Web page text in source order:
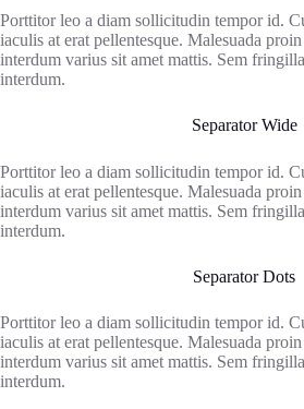
Porttitor leo a diam sollicitudin tempor id.
iaculis at erat pellentesque. Malesuada
interdum varius sit amet mattis. Sem
interdum.
Separator Wide
Porttitor leo a diam sollicitudin tempor id.
iaculis at erat pellentesque. Malesuada
interdum varius sit amet mattis. Sem
interdum.
Separator Dots
Porttitor leo a diam sollicitudin tempor id.
iaculis at erat pellentesque. Malesuada
interdum varius sit amet mattis. Sem
interdum.